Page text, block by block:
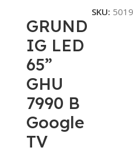
GRUND
IG LED
65”
GHU
7990 B
Google
TV
SKU: